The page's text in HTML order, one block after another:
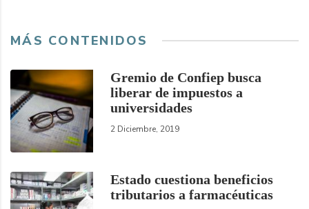
MÁS CONTENIDOS
Gremio de Confiep busca
liberar de impuestos a
universidades
2 Diciembre, 2019
Estado cuestiona beneficios
tributarios a farmacéuticas